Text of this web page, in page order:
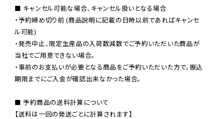
■ キャンセル可能な場合、キャンセル扱いとなる場合
・予約締め切り前 (商品説明に記載の日時以前であればキャンセ
ル可能)
・発売中止、限定生産品の入荷数減数でご予約いただいた商品が
当社でご用意できない場合。
・事前のお支払いが必要となる商品をご予約いただいた方で、振込
期限までにご入金が確認出来なかった場合。
■ 予約商品の送料計算について
【送料は一回の発送ごとに計算されます】